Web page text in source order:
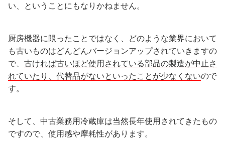
い、ということにもなりかねません。
厨房機器に限ったことではなく、どのような業界において
も古いものはどんどんバージョンアップされていきますの
で、 古ければ古いほど使用されている部品の製造が中止さ
れていたり、代替品がないといったことが少なくないので
す。
そして、中古業務用冷蔵庫は当然長年使用されてきたもの
ですので、使用感や摩耗性があります。